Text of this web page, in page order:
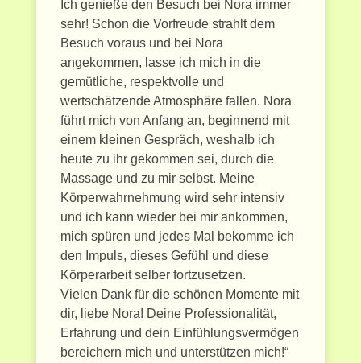
Ich genieße den Besuch bei Nora immer
sehr! Schon die Vorfreude strahlt dem
Besuch voraus und bei Nora
angekommen, lasse ich mich in die
gemütliche, respektvolle und
wertschätzende Atmosphäre fallen. Nora
führt mich von Anfang an, beginnend mit
einem kleinen Gespräch, weshalb ich
heute zu ihr gekommen sei, durch die
Massage und zu mir selbst. Meine
Körperwahrnehmung wird sehr intensiv
und ich kann wieder bei mir ankommen,
mich spüren und jedes Mal bekomme ich
den Impuls, dieses Gefühl und diese
Körperarbeit selber fortzusetzen.
Vielen Dank für die schönen Momente mit
dir, liebe Nora! Deine Professionalität,
Erfahrung und dein Einfühlungsvermögen
bereichern mich und unterstützen mich!“